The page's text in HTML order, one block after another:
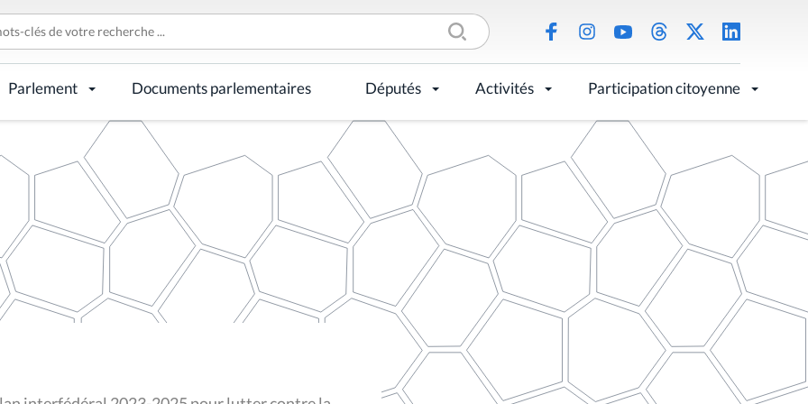
Parlement Documents parlementaires Députés Activités Participation citoyenne